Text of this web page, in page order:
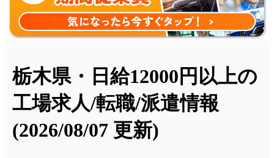
栃木県・日給12000円以上の
工場求人/転職/派遣情報
(2026/08/07 更新)